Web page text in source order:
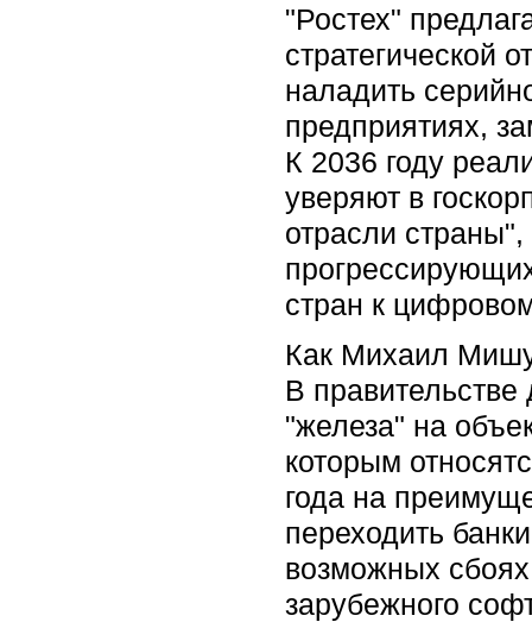
"Ростех"
стратегической
наладить
предприятиях,
К 2036 году
уверяют в
отрасли
стран к
Как Михаил
В
"железа" на
которым
года на
переходить
возможных
зарубежного